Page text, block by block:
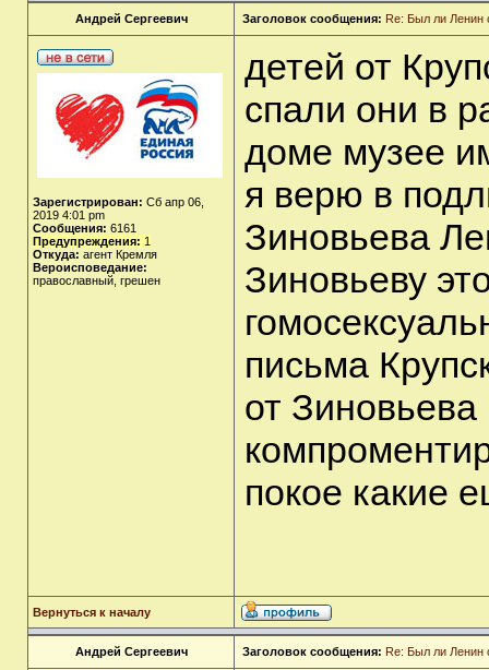
Андрей Сергеевич Заголовок сообщения: Re: Был ли Ленин
Зарегистрирован: Сб апр 06,
2019 4:01 pm
Сообщения: 6161
Предупреждения: 1
Откуда: агент Кремля
Вероисповедание:
православный, грешен
детей от
спали они в
доме музее
я верю в
Зиновьева
Зиновьеву
письма
от Зиновьева
покое какие
Вернуться к началу
Андрей Сергеевич Заголовок сообщения: Re: Был ли Ленин